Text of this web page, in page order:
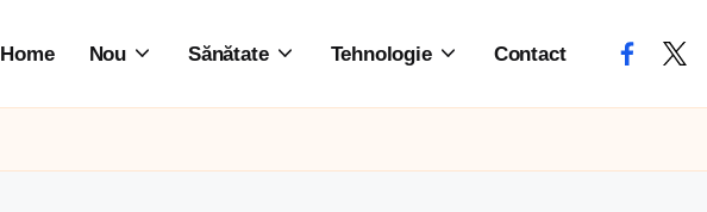
Home Nou Sănătate Tehnologie Contact